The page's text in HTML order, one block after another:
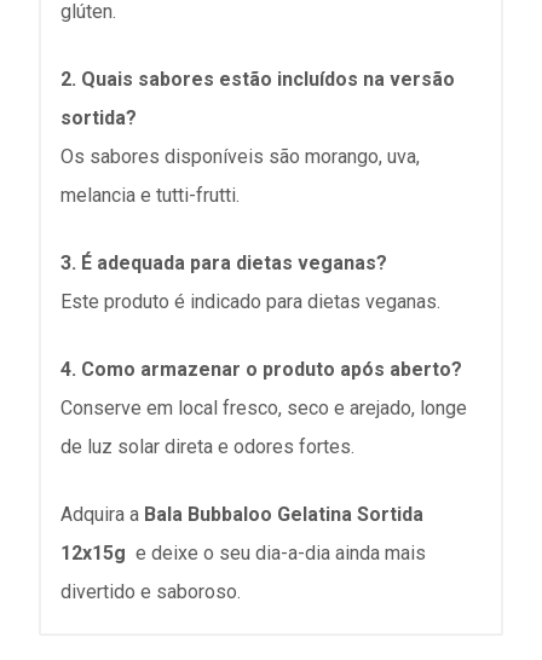
glúten.
2. Quais sabores estão incluídos na versão
sortida?
Os sabores disponíveis são morango, uva,
melancia e tutti-frutti.
3. É adequada para dietas veganas?
Este produto é indicado para dietas veganas.
4. Como armazenar o produto após aberto?
Conserve em local fresco, seco e arejado, longe
de luz solar direta e odores fortes.
Adquira a Bala Bubbaloo Gelatina Sortida
12x15g e deixe o seu dia-a-dia ainda mais
divertido e saboroso.